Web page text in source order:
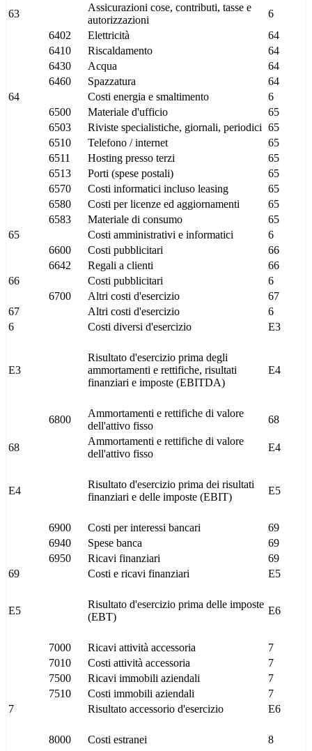
63
Assicurazioni cose, contributi, tasse e
autorizzazioni
6
6402
Elettricità
64
6410
Riscaldamento
64
6430
Acqua
64
6460
Spazzatura
64
64
Costi energia e smaltimento
6
6500
Materiale d'ufficio
65
6503
Riviste specialistiche, giornali, periodici 65
6510
Telefono / internet
65
6511
Hosting presso terzi
65
6513
Porti (spese postali)
65
6570
Costi informatici incluso leasing
65
6580
Costi per licenze ed aggiornamenti
65
6583
Materiale di consumo
65
65
Costi amministrativi e informatici
6
6600
Costi pubblicitari
66
6642
Regali a clienti
66
66
Costi pubblicitari
6
6700
Altri costi d'esercizio
67
67
Altri costi d'esercizio
6
6
Costi diversi d'esercizio E3
E3
Risultato d'esercizio prima degli
ammortamenti e rettifiche, risultati
finanziari e imposte (EBITDA)
E4
6800
Ammortamenti e rettifiche di valore
dell'attivo fisso
68
68
Ammortamenti e rettifiche di valore
dell'attivo fisso
E4
E4
Risultato d'esercizio prima dei risultati
finanziari e delle imposte (EBIT)
E5
6900 Costi per interessi bancari
69
6940
Spese banca
69
6950
Ricavi finanziari
69
69
Costi e ricavi finanziari E5
E5
Risultato d'esercizio prima delle imposte
(EBT)
E6
7000 Ricavi attività accessoria
7
7010
Costi attività accessoria
7
7500
Ricavi immobili aziendali
7
7510
Costi immobili aziendali
7
7
Risultato accessorio d'esercizio E6
8000 Costi estranei
8